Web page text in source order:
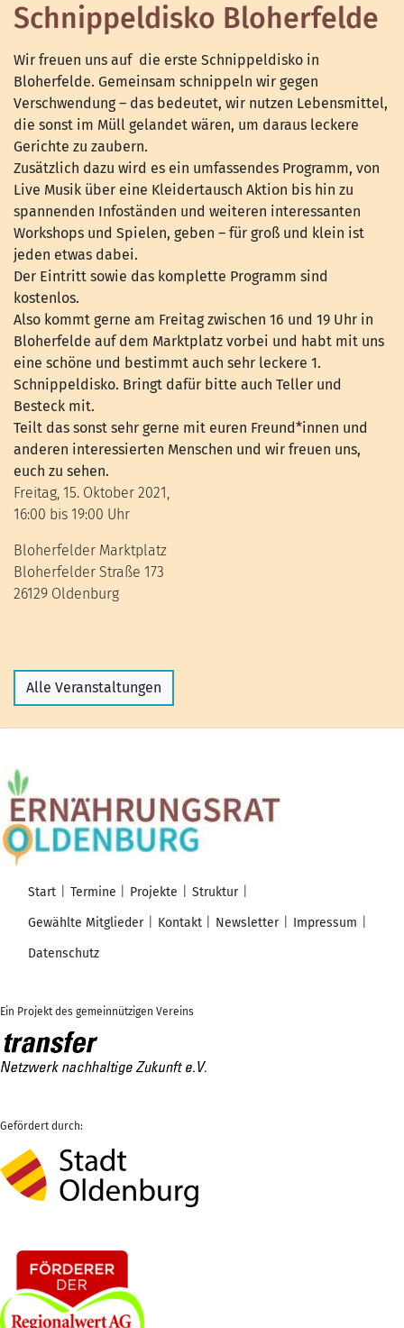
Schnippeldisko Bloherfelde
Wir freuen uns auf die erste Schnippeldisko in
Bloherfelde. Gemeinsam schnippeln wir gegen
Verschwendung – das bedeutet, wir nutzen Lebensmittel,
die sonst im Müll gelandet wären, um daraus leckere
Gerichte zu zaubern.
Zusätzlich dazu wird es ein umfassendes Programm, von
Live Musik über eine Kleidertausch Aktion bis hin zu
spannenden Infoständen und weiteren interessanten
Workshops und Spielen, geben – für groß und klein ist
jeden etwas dabei.
Der Eintritt sowie das komplette Programm sind
kostenlos.
Also kommt gerne am Freitag zwischen 16 und 19 Uhr in
Bloherfelde auf dem Marktplatz vorbei und habt mit uns
eine schöne und bestimmt auch sehr leckere 1.
Schnippeldisko. Bringt dafür bitte auch Teller und
Besteck mit.
Teilt das sonst sehr gerne mit euren Freund*innen und
anderen interessierten Menschen und wir freuen uns,
euch zu sehen.
Freitag, 15. Oktober 2021,
16:00 bis 19:00 Uhr
Bloherfelder Marktplatz
Bloherfelder Straße 173
26129 Oldenburg
Alle Veranstaltungen
Start Termine Projekte
Struktur
Gewählte Mitglieder
Kontakt Newsletter
Impressum
Datenschutz
Ein Projekt des gemeinnützigen Vereins
Gefördert durch: